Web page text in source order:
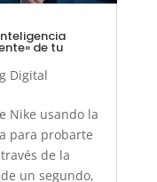
de tu
Digital
Nike usando la
para probarte
de la
un segundo,